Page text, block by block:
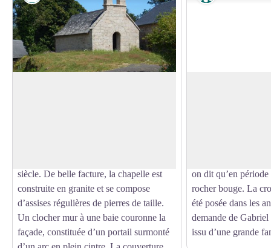
siècle. De belle facture, la chapelle est
construite en granite et se compose
d’assises régulières de pierres de taille.
Un clocher mur à une baie couronne la
façade, constituée d’un portail surmonté
on dit qu’en
rocher bouge. La
été posée dans les
demande de
issu d’une grande